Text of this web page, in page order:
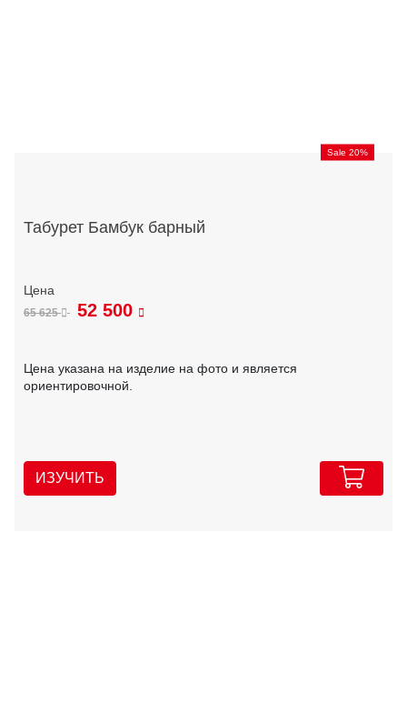
Sale 20%
Табурет Бамбук барный
65 625 52 500
Цена указана на изделие на фото и является
ориентировочной.
ИЗУЧИТЬ